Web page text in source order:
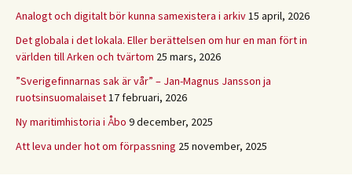
Analogt och digitalt bör kunna samexistera i arkiv15 april, 2026
Det globala i det lokala. Eller berättelsen om hur en man fört in
världen till Arken och tvärtom 25 mars, 2026
”Sverigefinnarnas sak är vår” – Jan-Magnus Jansson ja
ruotsinsuomalaiset17 februari, 2026
Ny maritimhistoria i Åbo 9 december, 2025
Att leva under hot om förpassning 25 november, 2025